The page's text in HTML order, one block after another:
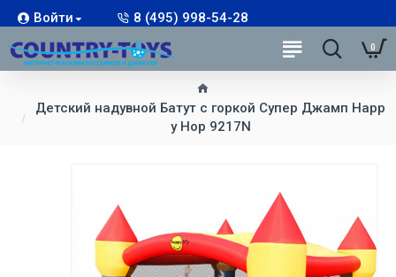
Войти 8 (495) 998-54-28
0
Детский надувной Батут с горкой Супер Джамп Happ
y Hop 9217N